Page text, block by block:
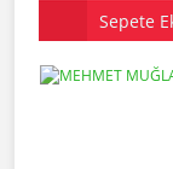
Sepete